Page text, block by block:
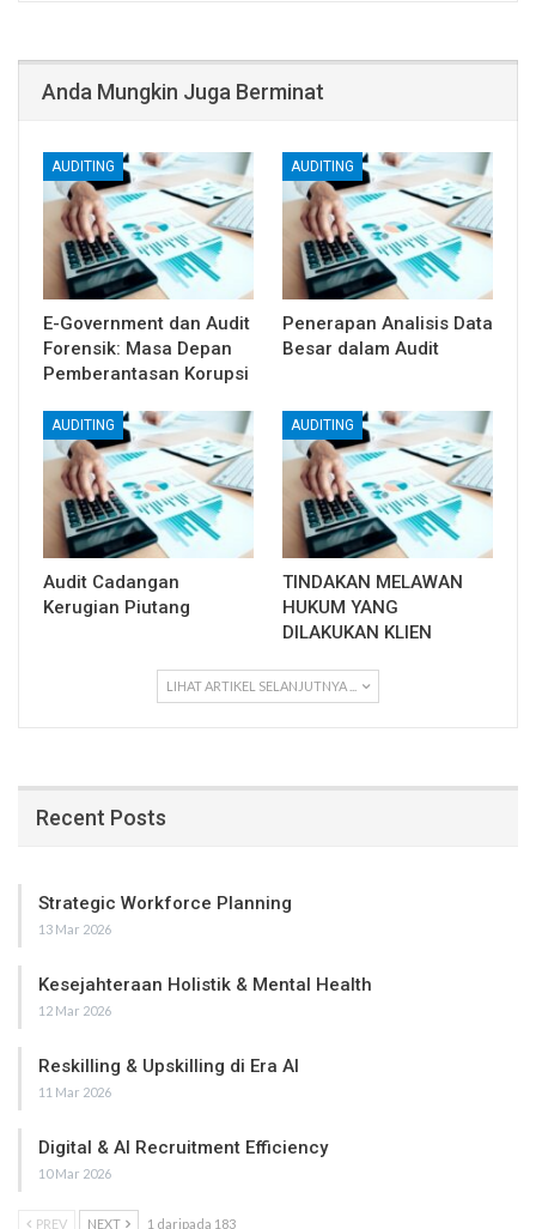
Anda Mungkin Juga Berminat
AUDITING
E-Government dan Audit
Forensik: Masa Depan
Pemberantasan Korupsi
AUDITING
Penerapan Analisis Data
Besar dalam Audit
AUDITING
Audit Cadangan
Kerugian Piutang
AUDITING
TINDAKAN MELAWAN
HUKUM YANG
DILAKUKAN KLIEN
LIHAT ARTIKEL SELANJUTNYA ...
Recent Posts
Strategic Workforce Planning
13 Mar 2026
Kesejahteraan Holistik & Mental Health
12 Mar 2026
Reskilling & Upskilling di Era AI
11 Mar 2026
Digital & AI Recruitment Efficiency
10 Mar 2026
PREV NEXT 1 daripada 183